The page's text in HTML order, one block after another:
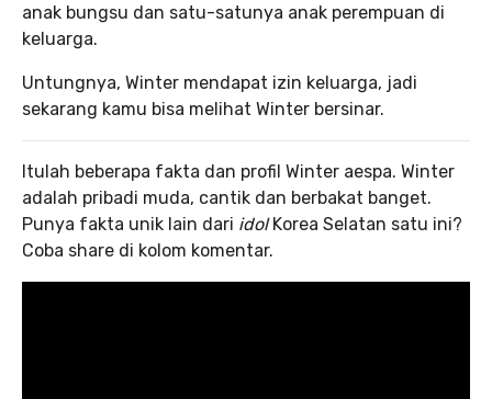
anak bungsu dan satu-satunya anak perempuan di
keluarga.
Untungnya, Winter mendapat izin keluarga, jadi
sekarang kamu bisa melihat Winter bersinar.
Itulah beberapa fakta dan profil Winter aespa. Winter
adalah pribadi muda, cantik dan berbakat banget.
Punya fakta unik lain dari idolKorea Selatan satu ini?
Coba share di kolom komentar.